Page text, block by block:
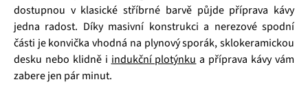
dostupnou v klasické stříbrné barvě půjde příprava kávy
jedna radost. Díky masivní konstrukci a nerezové spodní
části je konvička vhodná na plynový sporák, sklokeramickou
desku nebo klidně i indukční plotýnku a příprava kávy vám
zabere jen pár minut.